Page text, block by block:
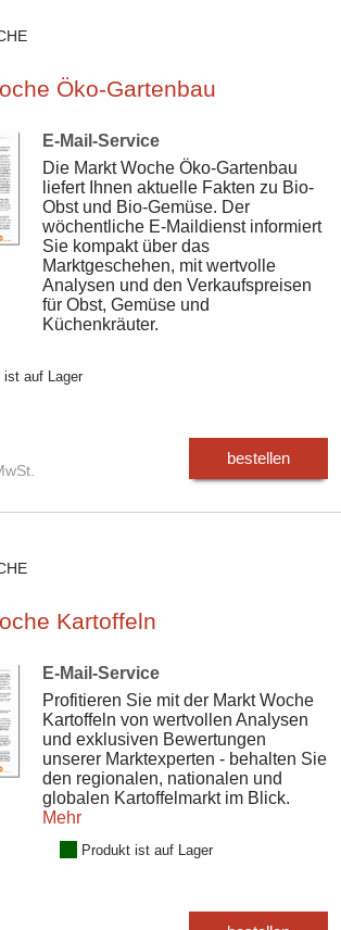
Öko-Gartenbau
E-Mail-Service
Die Markt Woche Öko-Gartenbau
liefert Ihnen aktuelle Fakten zu Bio-
Obst und Bio-Gemüse. Der
wöchentliche E-Maildienst informiert
Sie kompakt über das
Marktgeschehen, mit wertvolle
Analysen und den Verkaufspreisen
für Obst, Gemüse und
Küchenkräuter.
ist auf Lager
bestellen
Kartoffeln
E-Mail-Service
Profitieren Sie mit der Markt Woche
Kartoffeln von wertvollen Analysen
und exklusiven Bewertungen
unserer Marktexperten - behalten Sie
den regionalen, nationalen und
globalen Kartoffelmarkt im Blick.
Mehr
Produkt ist auf Lager